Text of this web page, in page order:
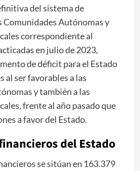
del sistema de
Comunidades Autónomas y
correspondiente al
en julio de 2023,
de déficit para el Estado
al ser favorables a las
y también a las
frente al año pasado que
a favor del Estado.
del Estado
se sitúan en 163.379